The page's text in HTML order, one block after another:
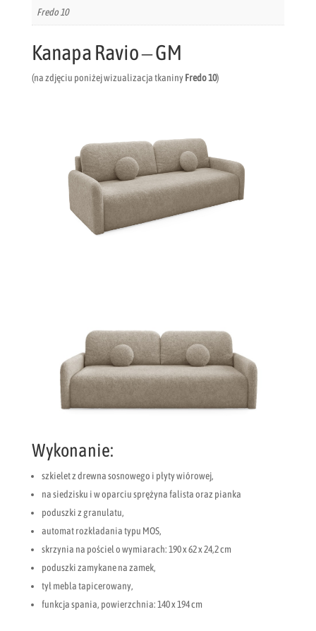
Kanapa Ravio – GM
(na zdjęciu poniżej wizualizacja tkaninyFredo 10)
Wykonanie:
szkielet z drewna sosnowego i płyty wiórowej,
na siedzisku i w oparciu sprężyna falista oraz pianka
poduszki z granulatu,
automat rozkładania typu MOS,
skrzynia na pościel o wymiarach: 190 x 62 x 24,2 cm
poduszki zamykane na zamek,
tył mebla tapicerowany,
funkcja spania, powierzchnia: 140 x 194 cm
Fredo 10